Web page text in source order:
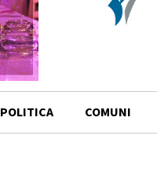
POLITICA COMUNI